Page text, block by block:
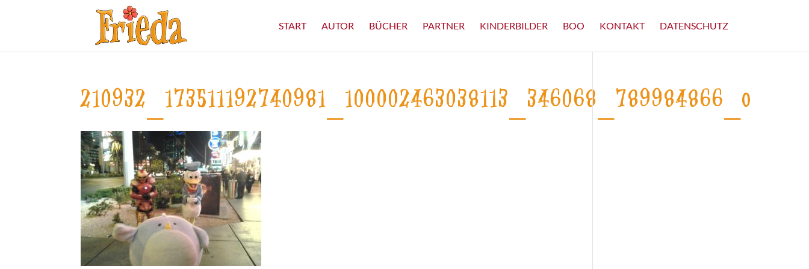
START AUTOR BÜCHER PARTNER KINDERBILDER BOO KONTAKT DATENSCHUTZ
210932_173511192740981_100002463038113_346068_789984866_o